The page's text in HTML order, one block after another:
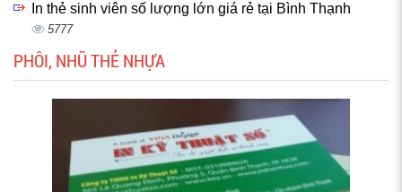
In thẻ sinh viên số lượng lớn giá rẻ tại Bình Thạnh
5777
PHÔI, NHŨ THẺ NHỰA